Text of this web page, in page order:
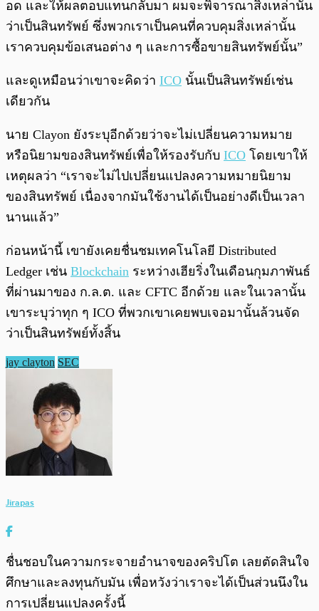
อด และให้ผลตอบแทนกลับมา ผมจะพิจารณาสิ่งเหล่านั้น
ว่าเป็นสินทรัพย์ ซึ่งพวกเราเป็นคนที่ควบคุมสิ่งเหล่านั้น
เราควบคุมข้อเสนอต่าง ๆ และการซื้อขายสินทรัพย์นั้น”
และดูเหมือนว่าเขาจะคิดว่า ICO นั้นเป็นสินทรัพย์เช่น
เดียวกัน
นาย Clayon ยังระบุอีกด้วยว่าจะไม่เปลี่ยนความหมาย
หรือนิยามของสินทรัพย์เพื่อให้รองรับกับ ICO โดยเขาให้
เหตุผลว่า “เราจะไม่ไปเปลี่ยนแปลงความหมายนิยาม
ของสินทรัพย์ เนื่องจากมันใช้งานได้เป็นอย่างดีเป็นเวลา
นานแล้ว”
ก่อนหน้านี้ เขายังเคยชื่นชมเทคโนโลยี Distributed
Ledger เช่น Blockchain ระหว่างเฮียริ่งในเดือนกุมภาพันธ์
ที่ผ่านมาของ ก.ล.ต. และ CFTC อีกด้วย และในเวลานั้น
เขาระบุว่าทุก ๆ ICO ที่พวกเขาเคยพบเจอมานั้นล้วนจัด
ว่าเป็นสินทรัพย์ทั้งสิ้น
jay clayton SEC
Jirapas
ชื่นชอบในความกระจายอำนาจของคริปโต เลยตัดสินใจ
ศึกษาและลงทุนกับมัน เพื่อหวังว่าเราจะได้เป็นส่วนนึงใน
การเปลี่ยนแปลงครั้งนี้